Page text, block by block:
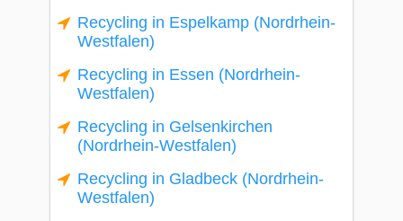
Recycling in Espelkamp (Nordrhein-
Westfalen)
Recycling in Essen (Nordrhein-
Westfalen)
Recycling in Gelsenkirchen
(Nordrhein-Westfalen)
Recycling in Gladbeck (Nordrhein-
Westfalen)